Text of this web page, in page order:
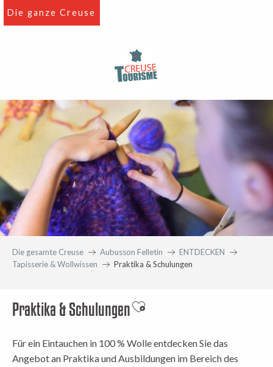
Aller
Die ganze Creuse
Die gesamte Creuse Aubusson Felletin
ENTDECKEN
Tapisserie & Wollwissen
Praktika & Schulungen
Praktika & SchulungenAjouter aux favoris
Für ein Eintauchen in 100 % Wolle entdecken Sie das
Angebot an Praktika und Ausbildungen im Bereich des